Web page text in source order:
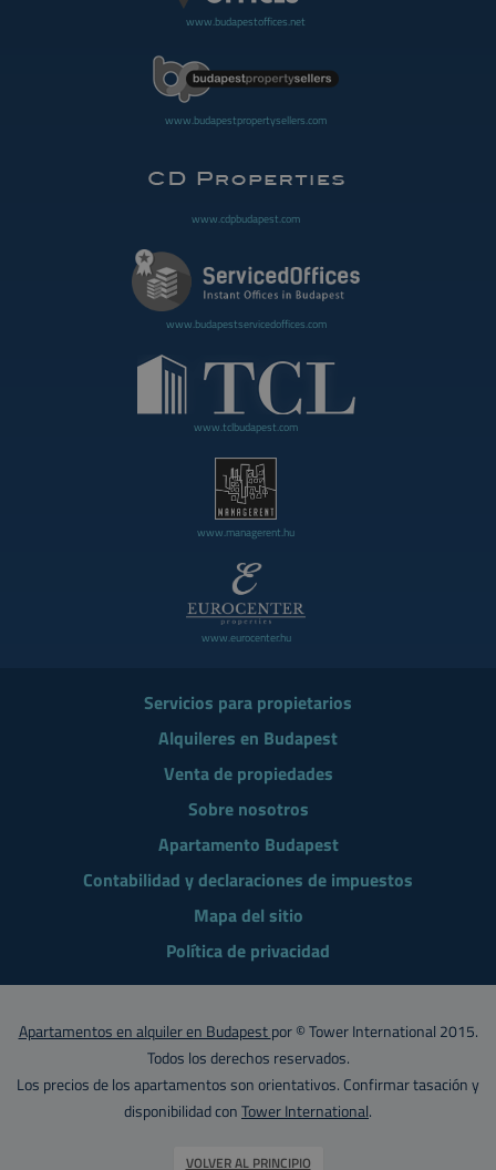
www.budapestoffices.net
www.budapestpropertysellers.com
www.cdpbudapest.com
www.budapestservicedoffices.com
www.tclbudapest.com
www.managerent.hu
www.eurocenter.hu
Servicios para propietarios
Alquileres en Budapest
Venta de propiedades
Sobre nosotros
Apartamento Budapest
Contabilidad y declaraciones de impuestos
Mapa del sitio
Política de privacidad
Apartamentos en alquiler en Budapestpor © Tower International 2015.
Todos los derechos reservados.
Los precios de los apartamentos son orientativos. Confirmar tasación y
disponibilidad conTower International.
VOLVER AL PRINCIPIO